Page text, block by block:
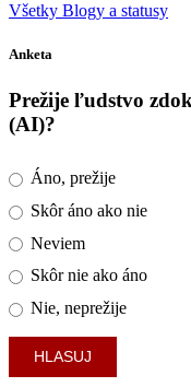
Všetky Blogy a statusy
Anketa
Prežije ľudstvo
(AI)?
Áno, prežije
Skôr áno ako nie
Neviem
Skôr nie ako áno
Nie, neprežije